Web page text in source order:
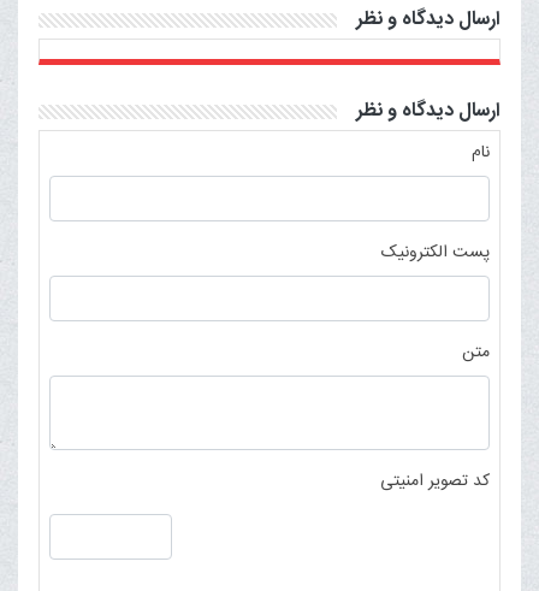
ارسال دیدگاه و نظر
ارسال دیدگاه و نظر
نام
پست الکترونیک
متن
کد تصویر امنیتی